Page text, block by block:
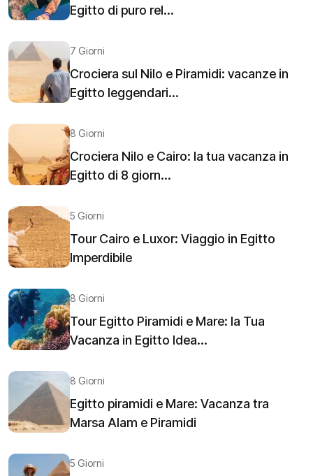
Egitto di puro rel...
7 Giorni
Crociera sul Nilo e Piramidi: vacanze in
Egitto leggendari...
8 Giorni
Crociera Nilo e Cairo: la tua vacanza in
Egitto di 8 giorn...
5 Giorni
Tour Cairo e Luxor: Viaggio in Egitto
Imperdibile
8 Giorni
Tour Egitto Piramidi e Mare: la Tua
Vacanza in Egitto Idea...
8 Giorni
Egitto piramidi e Mare: Vacanza tra
Marsa Alam e Piramidi
5 Giorni